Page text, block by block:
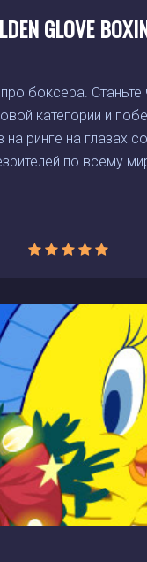
GLOVE
про боксера.
категории и
на ринге на глазах
по всему